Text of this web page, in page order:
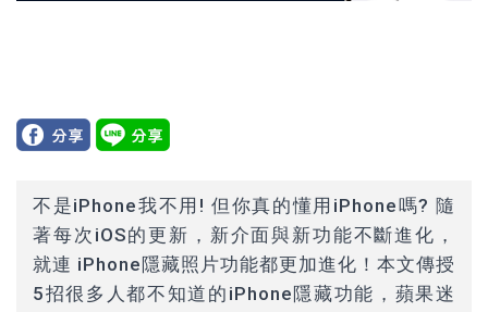
不是iPhone我不用! 但你真的懂用iPhone嗎? 隨
著每次iOS的更新，新介面與新功能不斷進化，
就連 iPhone隱藏照片功能都更加進化！本文傳授
5招很多人都不知道的iPhone隱藏功能，蘋果迷